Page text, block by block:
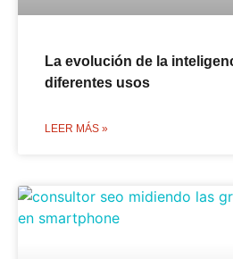
La evolución de la
diferentes usos
LEER MÁS »